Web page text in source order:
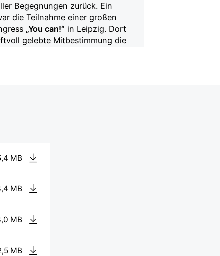
Begegnungen zurück. Ein
die Teilnahme einer großen
„You can!“ in Leipzig. Dort
gelebte Mitbestimmung die
MB
MB
MB
MB